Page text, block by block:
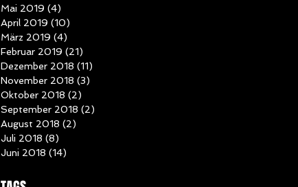
Mai 2019 (4)
April 2019 (10)
März 2019 (4)
Februar 2019 (21)
Dezember 2018 (11)
November 2018 (3)
Oktober 2018 (2)
September 2018 (2)
August 2018 (2)
Juli 2018 (8)
Juni 2018 (14)